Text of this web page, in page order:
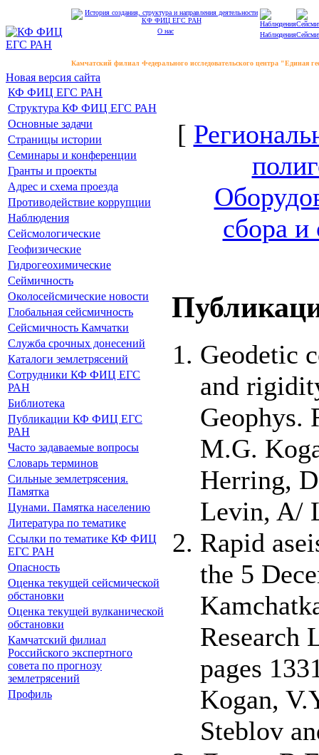
О нас Наблюдения
Камчатский филиал Федерального исследовательского центра "Единая
Новая версия сайта
КФ ФИЦ ЕГС РАН
Структура КФ ФИЦ ЕГС РАН
Основные задачи
Страницы истории
Семинары и конференции
Гранты и проекты
Адрес и схема проезда
Противодействие коррупции
Наблюдения
Сейсмологические
Геофизические
Гидрогеохимические
Сеймичность
Околосейсмические новости
Глобальная сейсмичность
Сейсмичность Камчатки
Служба срочных донесений
Каталоги землетрясений
Сотрудники КФ ФИЦ ЕГС
РАН
Библиотека
Публикации КФ ФИЦ ЕГС
РАН
Часто задаваемые вопросы
Словарь терминов
Сильные землетрясения.
Памятка
Цунами. Памятка населению
Литература по тематике
Ссылки по тематике КФ ФИЦ
ЕГС РАН
Опасность
Оценка текущей сейсмической
обстановки
Оценка текущей вулканической
обстановки
Камчатский филиал
Российского экспертного
совета по прогнозу
землетрясений
Профиль
[
сбора и
Geodetic
and
Geophys.
M.G.
Herring,
Levin, A/
Rapid
the 5
Research
pages
Kogan,
Steblov